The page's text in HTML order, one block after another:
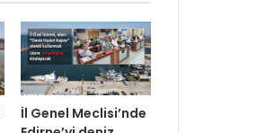
İl Genel Meclisi’nde